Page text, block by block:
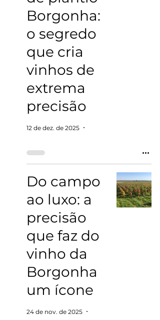
Borgonha:
o segredo
que cria
vinhos de
extrema
precisão
12 de dez. de 2025
Do campo
ao luxo: a
precisão
que faz do
vinho da
Borgonha
um ícone
24 de nov. de 2025